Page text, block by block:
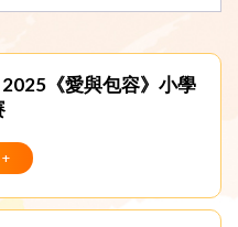
《愛與包容》小學